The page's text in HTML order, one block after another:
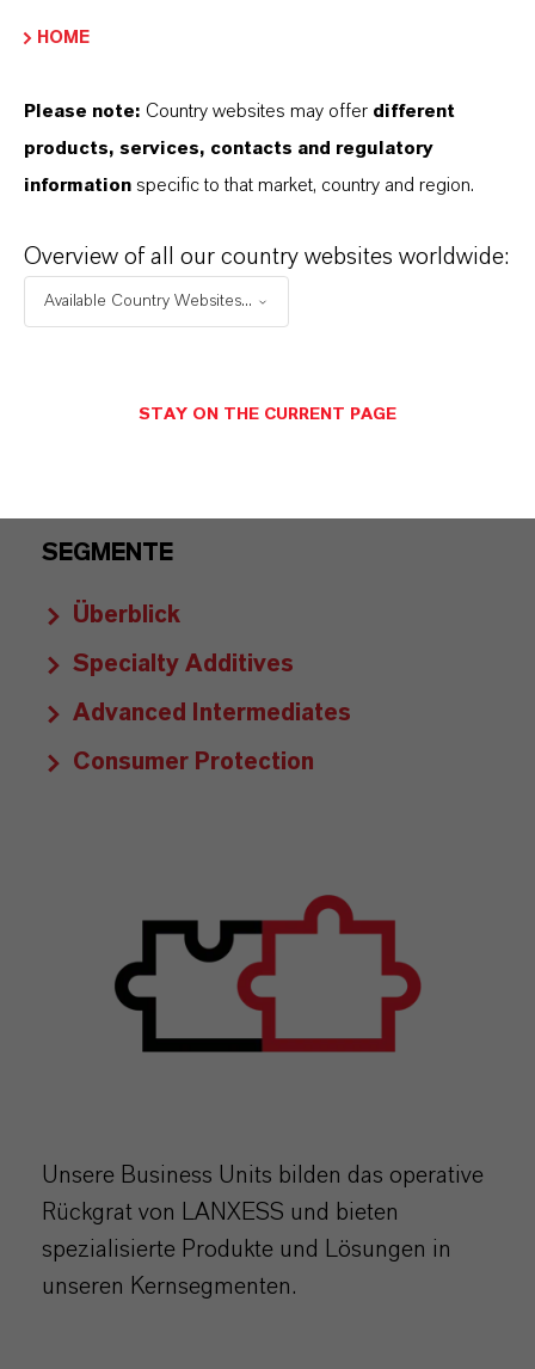
strukturieren und die strategische
SEGMENTE
Überblick
Specialty Additives
Advanced Intermediates
Consumer Protection
Unsere Business Units bilden das operative
Rückgrat von LANXESS und bieten
spezialisierte Produkte und Lösungen in
unseren Kernsegmenten.
HOME
Please note: Country websites may offer different
products, services, contacts and regulatory
information specific to that market, country and region.
Overview of all our country websites worldwide:
Available Country Websites...
STAY ON THE CURRENT PAGE